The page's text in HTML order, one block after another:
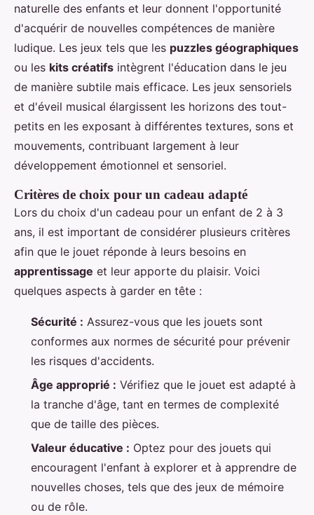
naturelle des enfants et leur donnent l'opportunité
d'acquérir de nouvelles compétences de manière
ludique. Les jeux tels que les puzzles géographiques
ou les kits créatifs intègrent l'éducation dans le jeu
de manière subtile mais efficace. Les jeux sensoriels
et d'éveil musical élargissent les horizons des tout-
petits en les exposant à différentes textures, sons et
mouvements, contribuant largement à leur
développement émotionnel et sensoriel.
Critères de choix pour un cadeau adapté
Lors du choix d'un cadeau pour un enfant de 2 à 3
ans, il est important de considérer plusieurs critères
afin que le jouet réponde à leurs besoins en
apprentissage et leur apporte du plaisir. Voici
quelques aspects à garder en tête :
Sécurité : Assurez-vous que les jouets sont
conformes aux normes de sécurité pour prévenir
les risques d'accidents.
Âge approprié : Vérifiez que le jouet est adapté à
la tranche d'âge, tant en termes de complexité
que de taille des pièces.
Valeur éducative : Optez pour des jouets qui
encouragent l'enfant à explorer et à apprendre de
nouvelles choses, tels que des jeux de mémoire
ou de rôle.